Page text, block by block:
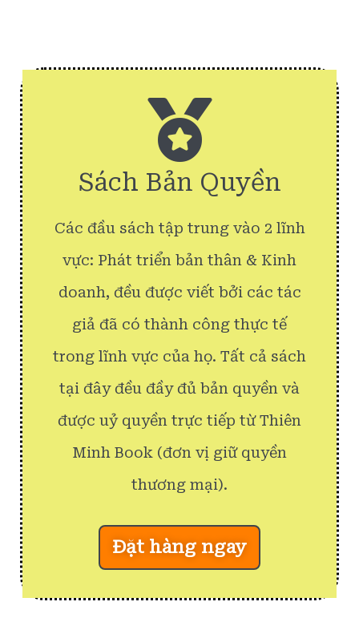
Sách Bản Quyền
Các đầu sách tập trung vào 2 lĩnh
vực: Phát triển bản thân & Kinh
doanh, đều được viết bởi các tác
giả đã có thành công thực tế
trong lĩnh vực của họ. Tất cả sách
tại đây đều đầy đủ bản quyền và
được uỷ quyền trực tiếp từ Thiên
Minh Book (đơn vị giữ quyền
thương mại).
Đặt hàng ngay